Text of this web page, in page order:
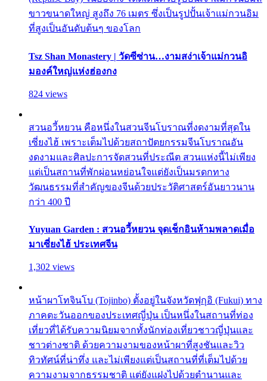
ขาวขนาดใหญ่ สูงถึง 76 เมตร ซึ่งเป็นรูปปั้นเจ้าแม่กวนอิม
ที่สูงเป็นอันดับต้นๆ ของโลก
Tsz Shan Monastery | วัดซีซ่าน…งามสง่าเจ้าแม่กวนอิ
มองค์ใหญ่แห่งฮ่องกง
824 views
สวนอวี้หยวน คือหนึ่งในสวนจีนโบราณที่งดงามที่สุดใน
เซี่ยงไฮ้ เพราะเต็มไปด้วยสถาปัตยกรรมจีนโบราณอัน
งดงามและศิลปะการจัดสวนที่ประณีต สวนแห่งนี้ไม่เพียง
แต่เป็นสถานที่พักผ่อนหย่อนใจแต่ยังเป็นมรดกทาง
วัฒนธรรมที่สำคัญของจีนด้วยประวัติศาสตร์อันยาวนาน
กว่า 400 ปี
Yuyuan Garden : สวนอวี้หยวน จุดเช็กอินห้ามพลาดเมื่อ
มาเซี่ยงไฮ้ ประเทศจีน
1,302 views
หน้าผาโทจินโบ (Tojinbo) ตั้งอยู่ในจังหวัดฟุกุอิ (Fukui) ทาง
ภาคตะวันออกของประเทศญี่ปุ่น เป็นหนึ่งในสถานที่ท่อง
เที่ยวที่ได้รับความนิยมจากทั้งนักท่องเที่ยวชาวญี่ปุ่นและ
ชาวต่างชาติ ด้วยความงามของหน้าผาที่สูงชันและวิว
ทิวทัศน์ที่น่าทึ่ง และไม่เพียงแต่เป็นสถานที่ที่เต็มไปด้วย
ความงามจากธรรมชาติ แต่ยังแฝงไปด้วยตำนานและ